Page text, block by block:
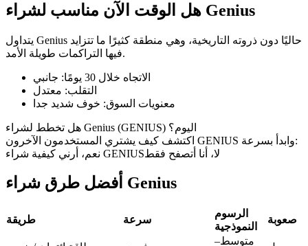
مشتقات الأسهم والعملات الأجنبية والمعادن الثمينة والسلع
العقود الآجلة USDC
العقود الآجلة باستخدام USDC كضمان
هل الوقت الآن مناسب لشراء Genius
يتداول Genius حاليًا دون ذروته التاريخية، وهي منطقة كثيرًا ما تتزايد
فيها التراكمات طويلة الأمد.
الاتجاه خلال 30 يومًا : جانبي
التقلب: معتدل
معنويات السوق: خوف شديد جدا
هل تخطط لشراء Genius (GENIUS) اليوم؟
اكتشف كيف يشتري المستخدمون الآخرون GENIUS وابدأ بسرعة:
نعم، أرني كيفية شراء GENIUSلا، أنا أتصفح فقط
أفضل طرق شراء Genius
طريقة سرعة
الرسوم
النموذجية
صعوبة
متوسط–